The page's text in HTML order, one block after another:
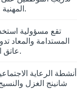
المهنية والتواصل.
تقع مسؤولية
المستدامة والمعاد
عاتق المؤسسة.
أنشطة الرعاية
شانينج الغزل